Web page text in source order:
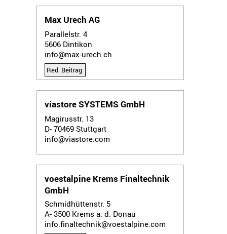
Max Urech AG
Parallelstr. 4
5606 Dintikon
info@max-urech.ch
Red. Beitrag
viastore SYSTEMS GmbH
Magirusstr. 13
D- 70469 Stuttgart
info@viastore.com
voestalpine Krems Finaltechnik
GmbH
Schmidhüttenstr. 5
A- 3500 Krems a. d. Donau
info.finaltechnik@voestalpine.com